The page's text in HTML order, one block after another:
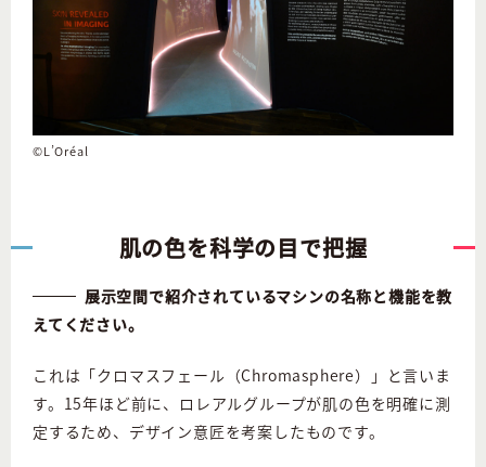
©L’Oréal
肌の色を科学の目で把握
展示空間で紹介されているマシンの名称と機能を教
えてください。
これは「クロマスフェール（Chromasphere）」と言いま
す。15年ほど前に、ロレアルグループが肌の色を明確に測
定するため、デザイン意匠を考案したものです。